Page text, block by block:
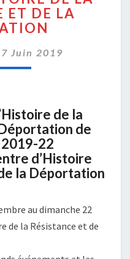
ET DE LA
Juin 2019
de la
de
22
d’Histoire
la Déportation
au dimanche 22
de la Résistance et de